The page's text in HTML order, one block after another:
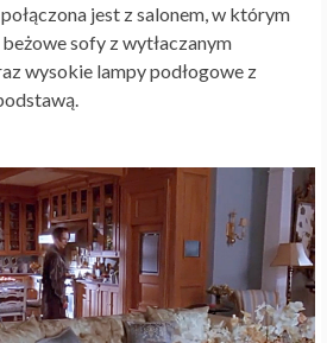
jest z salonem, w którym
sofy z wytłaczanym
wysokie lampy podłogowe z